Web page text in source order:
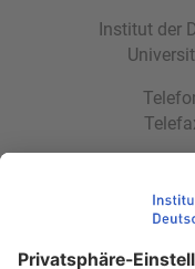
Institut der